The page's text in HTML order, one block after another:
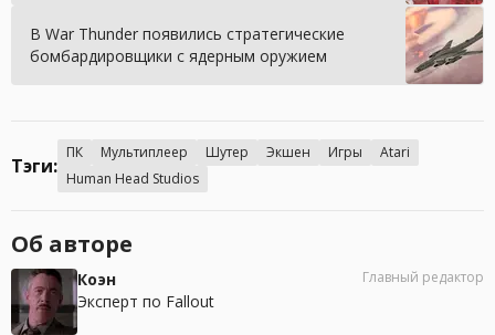
В War Thunder появились стратегические
бомбардировщики с ядерным оружием
Тэги:
ПК Мультиплеер Шутер Экшен Игры
Atari
Human Head Studios
Об авторе
Коэн
Эксперт по Fallout
Главный редактор